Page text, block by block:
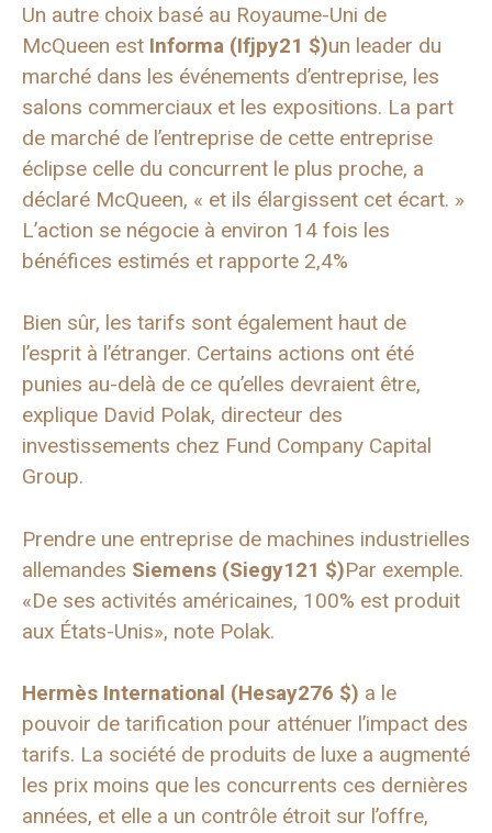
Un autre choix basé au Royaume-Uni de
McQueen est Informa (Ifjpy21 $)un leader du
marché dans les événements d’entreprise, les
salons commerciaux et les expositions. La part
de marché de l’entreprise de cette entreprise
éclipse celle du concurrent le plus proche, a
déclaré McQueen, « et ils élargissent cet écart. »
L’action se négocie à environ 14 fois les
bénéfices estimés et rapporte 2,4%
Bien sûr, les tarifs sont également haut de
l’esprit à l’étranger. Certains actions ont été
punies au-delà de ce qu’elles devraient être,
explique David Polak, directeur des
investissements chez Fund Company Capital
Group.
Prendre une entreprise de machines industrielles
allemandes Siemens (Siegy121 $)Par exemple.
«De ses activités américaines, 100% est produit
aux États-Unis», note Polak.
Hermès International (Hesay276 $) a le
pouvoir de tarification pour atténuer l’impact des
tarifs. La société de produits de luxe a augmenté
les prix moins que les concurrents ces dernières
années, et elle a un contrôle étroit sur l’offre,